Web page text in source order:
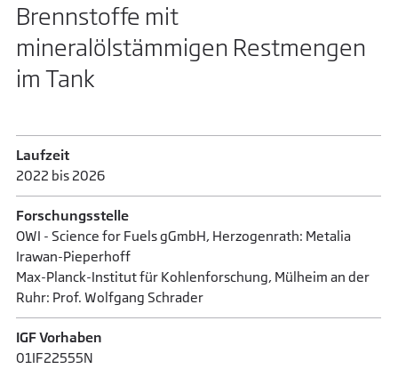
Brennstoffe mit
mineralölstämmigen Restmengen
im Tank
Laufzeit
2022 bis 2026
Forschungsstelle
OWI - Science for Fuels gGmbH, Herzogenrath: Metalia
Irawan-Pieperhoff
Max-Planck-Institut für Kohlenforschung, Mülheim an der
Ruhr: Prof. Wolfgang Schrader
IGF Vorhaben
01IF22555N